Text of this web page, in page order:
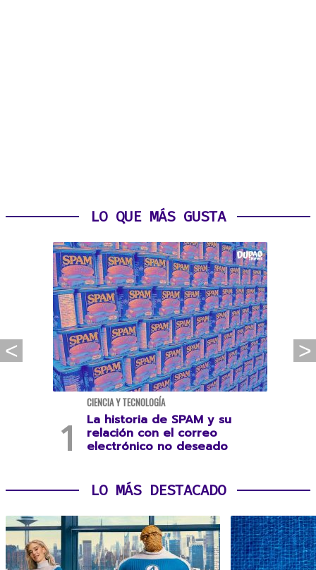
LO QUE MÁS GUSTA
CIENCIA Y TECNOLOGÍA
La historia de SPAM y su
relación con el correo
electrónico no deseado
LO MÁS DESTACADO